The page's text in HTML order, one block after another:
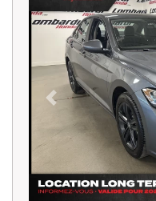
Previous